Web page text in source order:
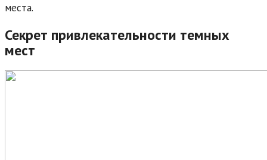
места.
Секрет привлекательности темных
мест